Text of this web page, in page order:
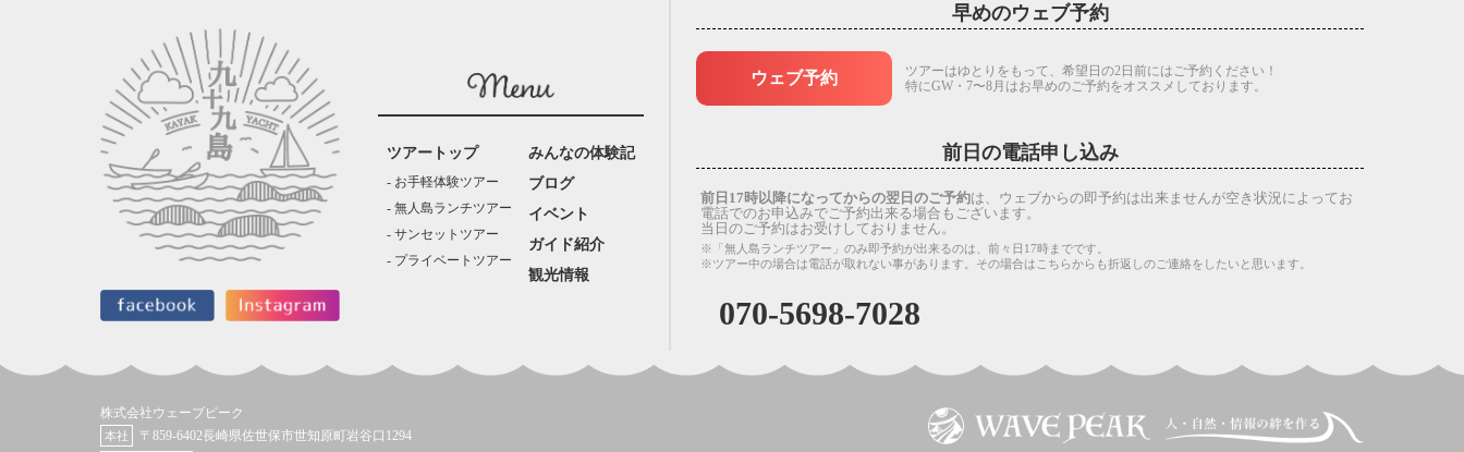
ツアートップ
お手軽体験ツアー
無人島ランチツアー
サンセットツアー
プライベートツアー
みんなの体験記
ブログ
イベント
ガイド紹介
観光情報
早めのウェブ予約
ウェブ予約
ツアーはゆとりをもって、希望日の2日前にはご予約ください！
特にGW・7〜8月はお早めのご予約をオススメしております。
前日の電話申し込み
前日17時以降になってからの翌日のご予約は、ウェブからの即予約は出来ませんが空き状況によってお
電話でのお申込みでご予約出来る場合もございます。
当日のご予約はお受けしておりません。
※「無人島ランチツアー」のみ即予約が出来るのは、前々日17時までです。
※ツアー中の場合は電話が取れない事があります。その場合はこちらからも折返しのご連絡をしたいと思います。
070-5698-7028
株式会社ウェーブピーク
本社 〒859-6402長崎県佐世保市世知原町岩谷口1294